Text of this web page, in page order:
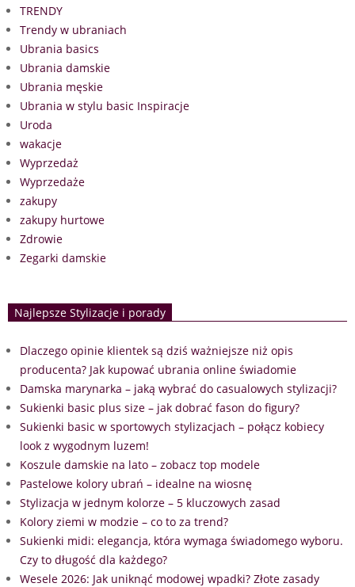
TRENDY
Trendy w ubraniach
Ubrania basics
Ubrania damskie
Ubrania męskie
Ubrania w stylu basic Inspiracje
Uroda
wakacje
Wyprzedaż
Wyprzedaże
zakupy
zakupy hurtowe
Zdrowie
Zegarki damskie
Najlepsze Stylizacje i porady
Dlaczego opinie klientek są dziś ważniejsze niż opis
producenta? Jak kupować ubrania online świadomie
Damska marynarka – jaką wybrać do casualowych stylizacji?
Sukienki basic plus size – jak dobrać fason do figury?
Sukienki basic w sportowych stylizacjach – połącz kobiecy
look z wygodnym luzem!
Koszule damskie na lato – zobacz top modele
Pastelowe kolory ubrań – idealne na wiosnę
Stylizacja w jednym kolorze – 5 kluczowych zasad
Kolory ziemi w modzie – co to za trend?
Sukienki midi: elegancja, która wymaga świadomego wyboru.
Czy to długość dla każdego?
Wesele 2026: Jak uniknąć modowej wpadki? Złote zasady